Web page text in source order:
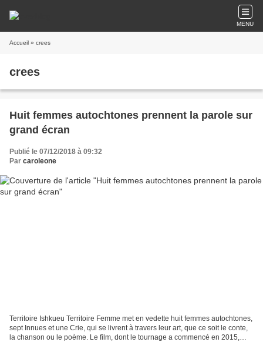
MENU
Accueil » crees
crees
Huit femmes autochtones prennent la parole sur
grand écran
Publié le 07/12/2018 à 09:32
Par caroleone
Territoire Ishkueu Territoire Femme met en vedette huit femmes autochtones,
sept Innues et une Crie, qui se livrent à travers leur art, que ce soit le conte,
la chanson ou le poème. Le film, dont le tournage a commencé en 2015,